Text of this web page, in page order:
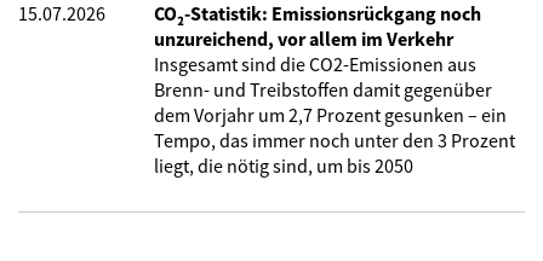
15.07.2026
CO₂-Statistik: Emissionsrückgang noch
unzureichend, vor allem im Verkehr
Insgesamt sind die CO2-Emissionen aus
Brenn- und Treibstoffen damit gegenüber
dem Vorjahr um 2,7 Prozent gesunken – ein
Tempo, das immer noch unter den 3 Prozent
liegt, die nötig sind, um bis 2050